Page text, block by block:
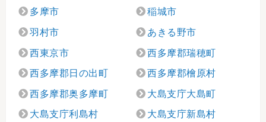
多摩市 稲城市
羽村市 あきる野市
西東京市 西多摩郡瑞穂町
西多摩郡日の出町 西多摩郡檜原村
西多摩郡奥多摩町 大島支庁大島町
大島支庁利島村 大島支庁新島村